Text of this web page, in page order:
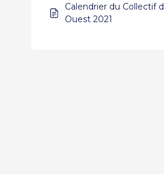
Calendrier du Collectif
Ouest 2021